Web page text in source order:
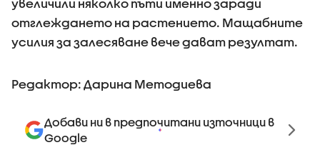
увеличили няколко пъти именно заради
отглеждането на растението. Мащабните
усилия за залесяване вече дават резултат.
Редактор: Дарина Методиева
Добави ни в предпочитани източници в
Google